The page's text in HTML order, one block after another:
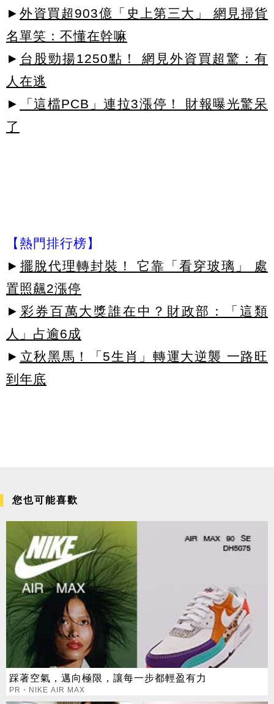
► 外資買超903億「史上第三大」 網見掃貨
名單笑：不懂在幹嘛
► 台股勁揚1250點！ 網見外資買超驚：有
人在逃
►
「這檔PCB」連拉3漲停！ 財報曝光驚呆
了
【熱門排行榜】
► 擺脫代理轉封裝！ 它靠「看穿玻璃」 處
置照飆2漲停
► 彩券百萬大獎誰在中？財政部：「這類
人」占逾6成
► 立秋黑馬！「5生肖」轉運大逆襲 一路旺
到年底
您也可能喜歡
踩著空氣，邁向極限，讓每一步都輕盈有力
PR・NIKE AIR MAX